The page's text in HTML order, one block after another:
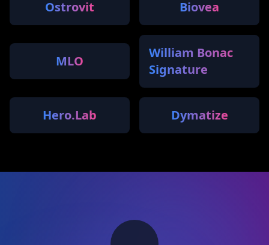
Ostrovit Biovea
MLO
William Bonac
Signature
Hero.Lab Dymatize